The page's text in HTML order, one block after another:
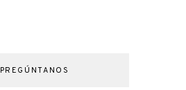
PREGÚNTANOS